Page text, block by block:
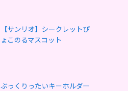
【サンリオ】シークレットぴ
ょこのるマスコット
ぷっくりったいキーホルダー